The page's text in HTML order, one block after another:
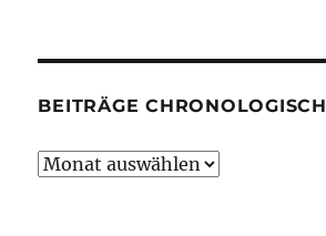
BEITRÄGE CHRONOLOGISCH
Beiträge